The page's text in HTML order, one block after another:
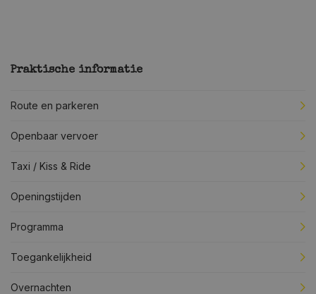
Praktische informatie
Route en parkeren
Openbaar vervoer
Taxi / Kiss & Ride
Openingstijden
Programma
Toegankelijkheid
Overnachten